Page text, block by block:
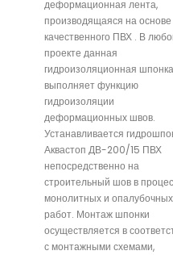
деформационная лента,
производящаяся на основе
качественного ПВХ . В
проекте данная
гидроизоляционная шпонка
выполняет функцию
гидроизоляции
деформационных швов.
Устанавливается
Аквастоп ДВ-200/15 ПВХ
непосредственно на
строительный шов в
монолитных и опалубочных
работ. Монтаж шпонки
осуществляется в
с монтажными схемами,